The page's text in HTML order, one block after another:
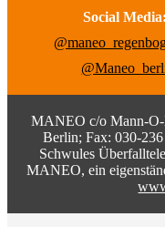
Social Media:
MANEO c/o Mann-O-
Berlin; Fax: 030-
Schwules
MANEO, ein